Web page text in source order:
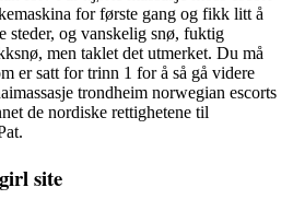
for første gang og fikk litt å
steder, og vanskelig snø, fuktig
men taklet det utmerket. Du må
er satt for trinn 1 for å så gå videre
trondheim norwegian escorts
de nordiske rettighetene til
site